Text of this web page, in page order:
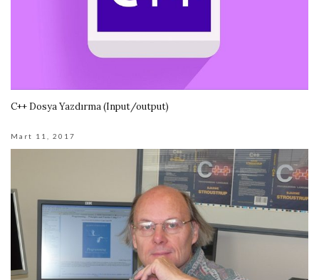
C++ Dosya Yazdırma (Input/output)
Mart 11, 2017